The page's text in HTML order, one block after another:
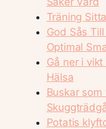
Träning
God Sås
Optimal
Gå ner i
Hälsa
Buskar
Potatis